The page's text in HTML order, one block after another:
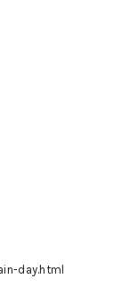
day.html